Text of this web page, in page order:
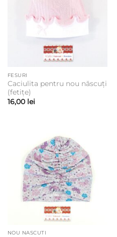
FESURI
Caciulita pentru nou născuți
(fetițe)
16,00 lei
NOU NASCUTI